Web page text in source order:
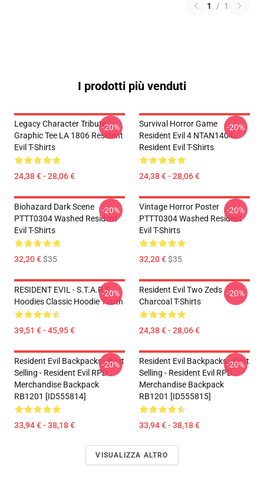
1 / 1
I prodotti più venduti
Legacy Character Tribute
Graphic Tee LA 1806 Resident
Evil T-Shirts
24,38 € - 28,06 €
-20%
Survival Horror Game
Resident Evil 4 NTAN1404
Resident Evil T-Shirts
24,38 € - 28,06 €
-20%
Biohazard Dark Scene
PTTT0304 Washed Resident
Evil T-Shirts
32,20 €$35
-20%
Vintage Horror Poster
PTTT0304 Washed Resident
Evil T-Shirts
32,20 €$35
-20%
RESIDENT EVIL - S.T.A.R.S
Hoodies Classic Hoodie Youth
39,51 € - 45,95 €
-20%
Resident Evil Two Zeds
Charcoal T-Shirts
24,38 € - 28,06 €
-20%
Resident Evil Backpacks - Best
Selling - Resident Evil RPD
Merchandise Backpack
RB1201 [ID555814]
33,94 € - 38,18 €
-20%
Resident Evil Backpacks - Best
Selling - Resident Evil RPD
Merchandise Backpack
RB1201 [ID555815]
33,94 € - 38,18 €
-20%
VISUALIZZA ALTRO